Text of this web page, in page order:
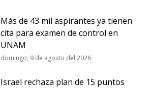
Más de 43 mil aspirantes ya tienen
cita para examen de control en
UNAM
domingo, 9 de agosto del 2026
Israel rechaza plan de 15 puntos